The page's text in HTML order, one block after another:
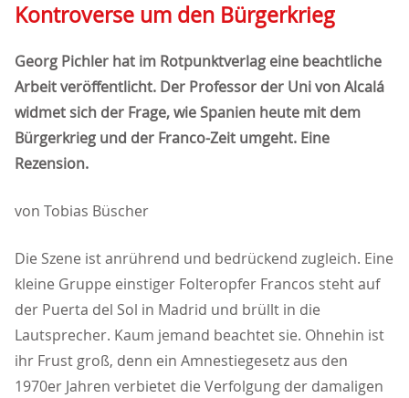
Kontroverse um den Bürgerkrieg
Georg Pichler hat im Rotpunktverlag eine beachtliche
Arbeit veröffentlicht. Der Professor der Uni von Alcal
widmet sich der Frage, wie Spanien heute mit dem
Bürgerkrieg und der Franco-Zeit umgeht. Eine
Rezension.
von Tobias Büscher
Die Szene ist anrührend und bedrückend zugleich. Eine
kleine Gruppe einstiger Folteropfer Francos steht auf
der Puerta del Sol in Madrid und brüllt in die
Lautsprecher. Kaum jemand beachtet sie. Ohnehin ist
ihr Frust groß, denn ein Amnestiegesetz aus den
1970er Jahren verbietet die Verfolgung der damaligen